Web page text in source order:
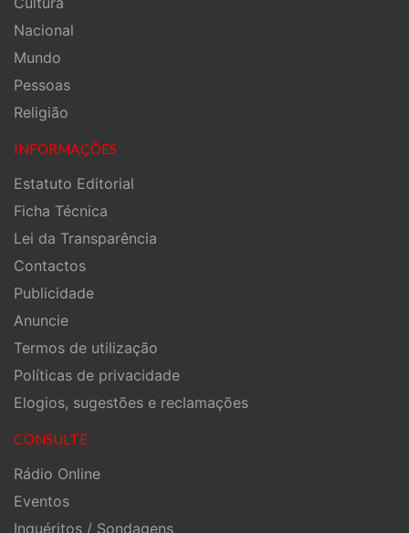
Nacional
Mundo
Pessoas
Religião
INFORMAÇÕES
Estatuto Editorial
Ficha Técnica
Lei da Transparência
Contactos
Publicidade
Anuncie
Termos de utilização
Políticas de privacidade
Elogios, sugestões e reclamações
CONSULTE
Rádio Online
Eventos
Inquéritos / Sondagens